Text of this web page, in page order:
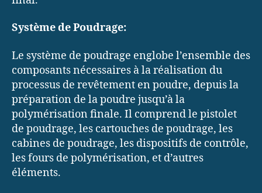
Système de Poudrage:
Le système de poudrage englobe l’ensemble des
composants nécessaires à la réalisation du
processus de revêtement en poudre, depuis la
préparation de la poudre jusqu’à la
polymérisation finale. Il comprend le pistolet
de poudrage, les cartouches de poudrage, les
cabines de poudrage, les dispositifs de contrôle,
les fours de polymérisation, et d’autres
éléments.